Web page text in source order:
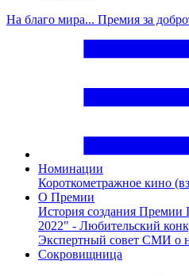
На благо мира... Премия за
Номинации
Короткометражное кино
О Премии
История создания Премии
2022" - Любительский
Экспертный совет СМИ о
Сокровищница